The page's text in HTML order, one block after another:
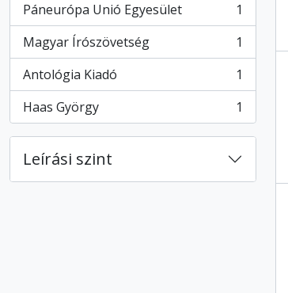
Páneurópa Unió Egyesület
, 1 eredmények
1
Magyar Írószövetség
, 1 eredmények
1
Antológia Kiadó
, 1 eredmények
1
Haas György
, 1 eredmények 1
Leírási szint